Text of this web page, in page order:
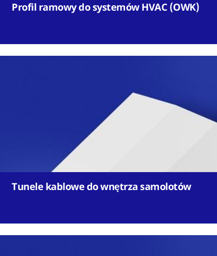
Profil ramowy do systemów HVAC (OWK)
Tunele kablowe do wnętrza samolotów